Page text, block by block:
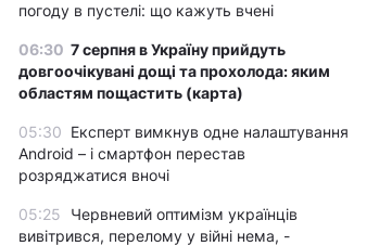
погоду в пустелі: що кажуть вчені
06:30 7 серпня в Україну прийдуть
довгоочікувані дощі та прохолода: яким
областям пощастить (карта)
05:30 Експерт вимкнув одне налаштування
Android – і смартфон перестав
розряджатися вночі
05:25
Червневий оптимізм українців
вивітрився, перелому у війні нема, -